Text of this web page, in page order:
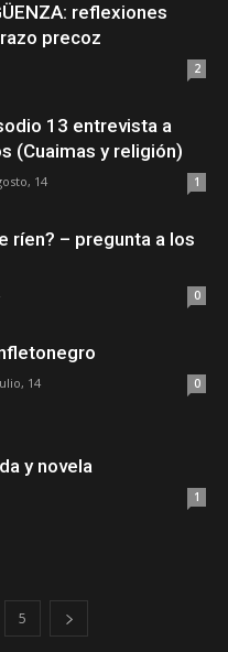
reflexiones
precoz
2
13 entrevista a
(Cuaimas y religión)
14 1
ríen? – pregunta a los
0
14 0
y novela
1
5